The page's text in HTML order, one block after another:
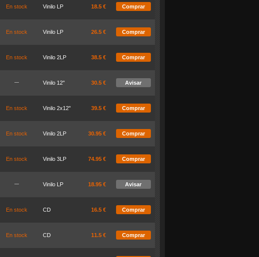
En stock Vinilo LP 18.5 € Comprar
En stock Vinilo LP 26.5 € Comprar
En stock Vinilo 2LP 38.5 € Comprar
Vinilo 12" 30.5 € Avisar
En stock Vinilo 2x12" 39.5 € Comprar
En stock Vinilo 2LP 30.95 € Comprar
En stock Vinilo 3LP 74.95 € Comprar
Vinilo LP 18.95 € Avisar
En stock CD 16.5 € Comprar
En stock CD 11.5 € Comprar